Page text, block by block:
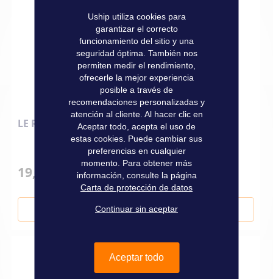
LE REGLAGE DES VOILES ET DU GREEMENT
19,90 €
Añadir al carrito
Uship utiliza cookies para
garantizar el correcto
funcionamiento del sitio y una
seguridad óptima. También nos
permiten medir el rendimiento,
ofrecerle la mejor experiencia
posible a través de
recomendaciones personalizadas y
atención al cliente. Al hacer clic en
Aceptar todo, acepta el uso de
estas cookies. Puede cambiar sus
preferencias en cualquier
momento. Para obtener más
información, consulte la página
Carta de protección de datos
Continuar sin aceptar
Aceptar todo